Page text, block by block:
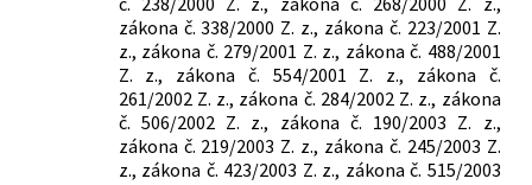
súvislosti so šírením nebezpečnej
nákazlivej ľudskej choroby COVID-19
zákona č. 338/2000 Z. z., zákona č. 223/2001 Z.
z., zákona č. 279/2001 Z. z., zákona č. 488/2001
Z. z., zákona č. 554/2001 Z. z., zákona č.
261/2002 Z. z., zákona č. 284/2002 Z. z., zákona
č. 506/2002 Z. z., zákona č. 190/2003 Z. z.,
zákona č. 219/2003 Z. z., zákona č. 245/2003 Z.
z., zákona č. 423/2003 Z. z., zákona č. 515/2003